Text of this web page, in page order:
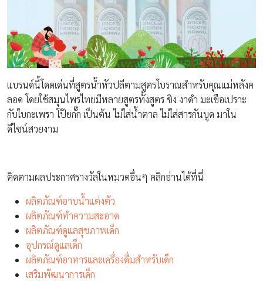
แบรนด์นี้โดดเด่นที่สูตรน้ำหัวปลีตามสูตรโบราณสำหรับคุณแม่หลังค
ลอด โดยใช้สมุนไพรไทยมีหลายสูตรทั้งสูตร ขิง งาดำ มะเขือเปราะ
กับใบกะเพรา โป๊ยกั๊ก เป็นต้น ไม่ใส่น้ำตาล ไม่ใส่สารกันบูด มาใน
ดีไซน์สวยงาม
ติดตามผลประกาศรางวัลในหมวดอื่นๆ คลิกอ่านได้ที่นี่
ผลิตภัณฑ์อาบน้ำแต่งตัว
ผลิตภัณฑ์ทำความสะอาด
ผลิตภัณฑ์ดูแลสุขภาพเด็ก
อุปกรณ์ดูแลเด็ก
ผลิตภัณฑ์อาหารและเครื่องดื่มสำหรับเด็ก
เสริมพัฒนาการเด็ก